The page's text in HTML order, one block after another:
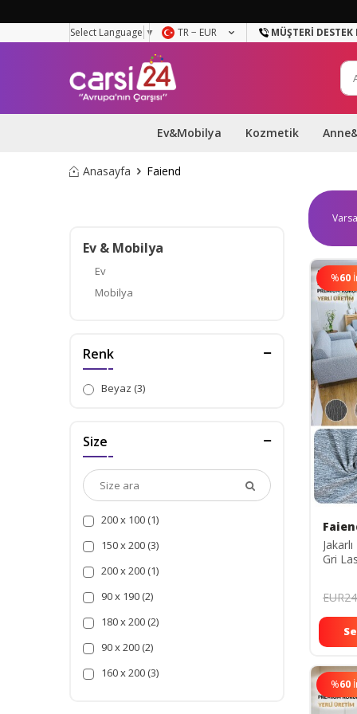
Select Language ▼ TR − EUR MÜŞTERI
Ev&Mobilya Kozmetik
Anasayfa Faiend
Ev & Mobilya
Ev
Mobilya
Renk
Beyaz (3)
Size
200 x 100 (1)
150 x 200 (3)
200 x 200 (1)
90 x 190 (2)
180 x 200 (2)
90 x 200 (2)
160 x 200 (3)
%60
Gri
%60